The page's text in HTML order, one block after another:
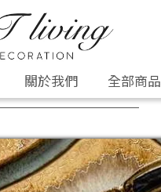
關於我們 全部商品